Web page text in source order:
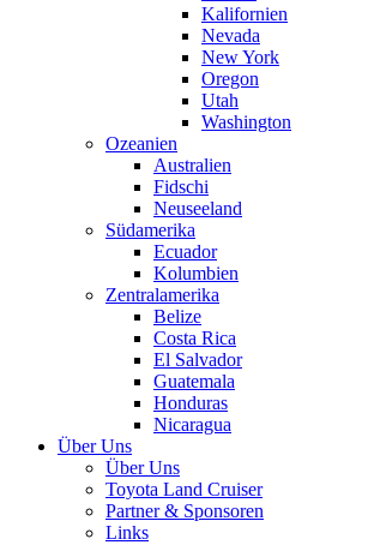
Kalifornien
Nevada
New York
Oregon
Utah
Washington
Ozeanien
Australien
Fidschi
Neuseeland
Südamerika
Ecuador
Kolumbien
Zentralamerika
Belize
Costa Rica
El Salvador
Guatemala
Honduras
Nicaragua
Über Uns
Über Uns
Toyota Land Cruiser
Partner & Sponsoren
Links